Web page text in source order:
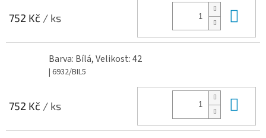
752 Kč / ks
Barva: Bílá, Velikost: 42
| 6932/BIL5
752 Kč / ks